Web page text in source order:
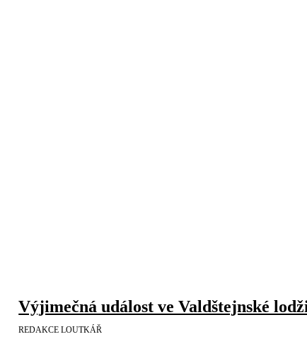
Výjimečná událost ve Valdštejnské
REDAKCE LOUTKÁŘ